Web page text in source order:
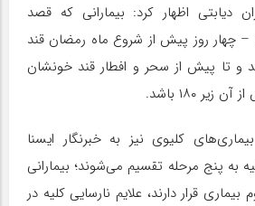
اظهار کرد: بیمارانی که قصد
– چهار روز پیش از شروع ماه رمضان قند
و تا پیش از سحر و افطار قند خونشان
کلیوی نیز به خبرنگار ایسنا
به پنج مرحله تقسیم می‌شوند؛ بیمارانی
قرار دارند، علایم نارسایی کلیه در